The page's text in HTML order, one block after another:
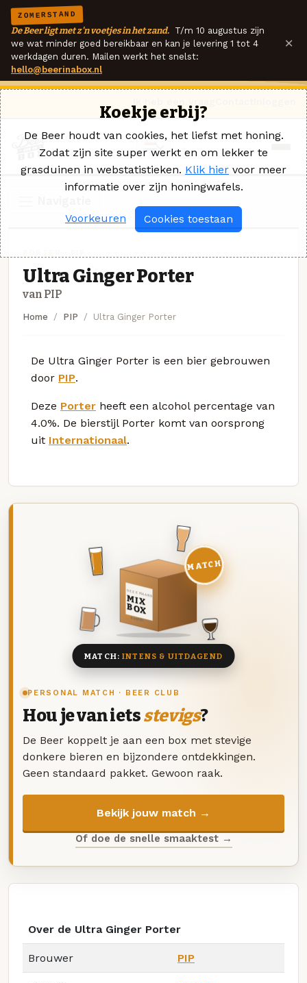
ZOMERSTAND
De Beer ligt met z'n voetjes in het zand. T/m 10 augustus zijn
we wat minder goed bereikbaar en kan je levering 1 tot 4
werkdagen duren. Mailen werkt het snelst:
hello@beerinabox.nl
×
Ultra Ginger Porter
van PIP
Home PIP Ultra Ginger Porter
De Ultra Ginger Porter is een bier gebrouwen
door PIP.
Deze Porter heeft een alcohol percentage van
4.0%. De bierstijl Porter komt van oorsprong
uit Internationaal.
PERSONAL MATCH · BEER CLUB
Hou je van ietsstevigs?
De Beer koppelt je aan een box met stevige
donkere bieren en bijzondere ontdekkingen.
Geen standaard pakket. Gewoon raak.
Bekijk jouw match →
Of doe de snelle smaaktest →
DEZE MAAND
MIX
BOX
8 BIEREN
MATCH
MATCH:INTENS & UITDAGEND
Over de Ultra Ginger Porter
Brouwer PIP
Koekje erbij?
De Beer houdt van cookies, het liefst met honing.
Zodat zijn site super werkt en om lekker te
grasduinen in webstatistieken. Klik hier voor meer
informatie over zijn honingwafels.
Voorkeuren Cookies toestaan